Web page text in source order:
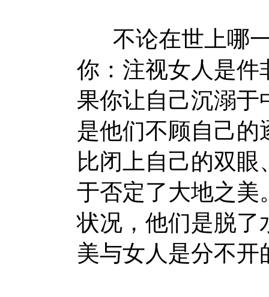
不论在世上哪一
你：注视女人是件
果你让自己沉溺于
是他们不顾自己
比闭上自己的双
于否定了大地之美
状况，他们是脱了
美与女人是分不开